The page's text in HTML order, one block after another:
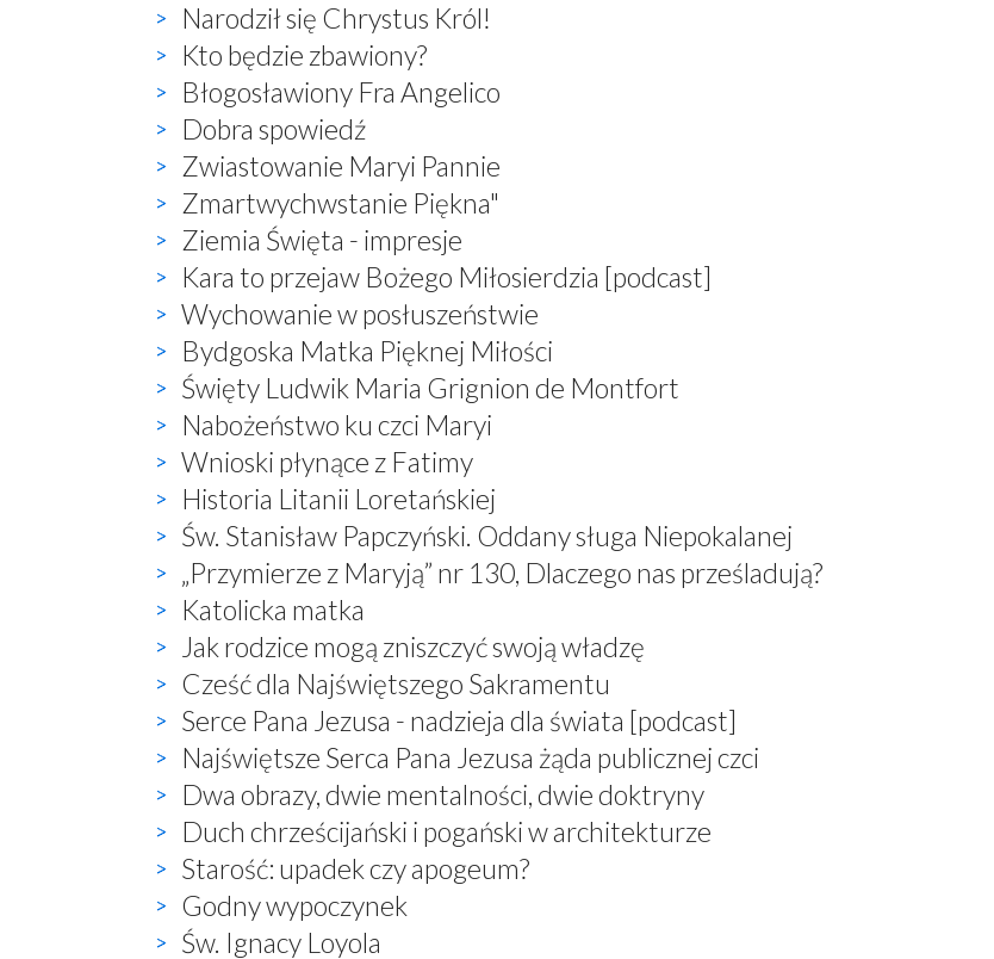
Narodził się Chrystus Król!
Kto będzie zbawiony?
Błogosławiony Fra Angelico
Dobra spowiedź
Zwiastowanie Maryi Pannie
Zmartwychwstanie Piękna"
Ziemia Święta - impresje
Kara to przejaw Bożego Miłosierdzia [podcast]
Wychowanie w posłuszeństwie
Bydgoska Matka Pięknej Miłości
Święty Ludwik Maria Grignion de Montfort
Nabożeństwo ku czci Maryi
Wnioski płynące z Fatimy
Historia Litanii Loretańskiej
Św. Stanisław Papczyński. Oddany sługa Niepokalanej
„Przymierze z Maryją” nr 130, Dlaczego nas prześladują?
Katolicka matka
Jak rodzice mogą zniszczyć swoją władzę
Cześć dla Najświętszego Sakramentu
Serce Pana Jezusa - nadzieja dla świata [podcast]
Najświętsze Serca Pana Jezusa żąda publicznej czci
Dwa obrazy, dwie mentalności, dwie doktryny
Duch chrześcijański i pogański w architekturze
Starość: upadek czy apogeum?
Godny wypoczynek
Św. Ignacy Loyola